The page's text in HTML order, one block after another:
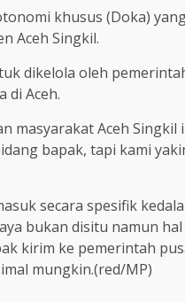
khusus (Doka)
Aceh Singkil.
dikelola oleh
di Aceh.
masyarakat Aceh Singkil
bapak, tapi kami
secara spesifik
bukan disitu namun hal
kirim ke pemerintah
mungkin.(red/MP)